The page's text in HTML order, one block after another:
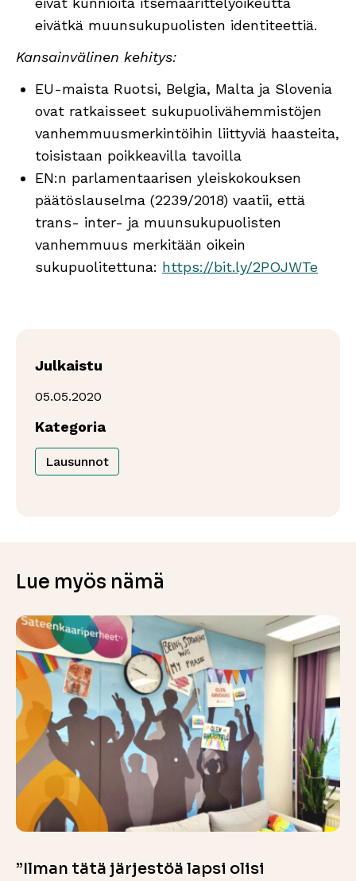
Julkaistu
05.05.2020
Kategoria
Lausunnot
eivätkä muunsukupuolisten identiteettiä.
Kansainvälinen kehitys:
EU-maista Ruotsi, Belgia, Malta ja Slovenia
ovat ratkaisseet sukupuolivähemmistöjen
vanhemmuusmerkintöihin liittyviä haasteita,
toisistaan poikkeavilla tavoilla
EN:n parlamentaarisen yleiskokouksen
päätöslauselma (2239/2018) vaatii, että
trans- inter- ja muunsukupuolisten
vanhemmuus merkitään oikein
sukupuolitettuna: https://bit.ly/2POJWTe
Lue myös nämä
”Ilman tätä järjestöä lapsi olisi